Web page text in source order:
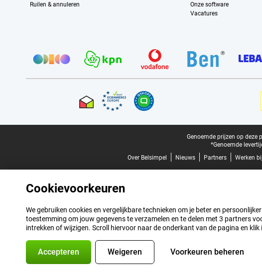
Ruilen & annuleren
Onze software
Vacatures
Genoemde prijzen op deze
*Genoemde
Over Belsimpel
Nieuws Partners Werken
Cookievoorkeuren
We gebruiken cookies en vergelijkbare technieken om je beter en
toestemming om jouw gegevens te verzamelen en te delen met 3 partners
intrekken of wijzigen. Scroll hiervoor naar de onderkant van de pagina en
Accepteren Weigeren Voorkeuren beheren